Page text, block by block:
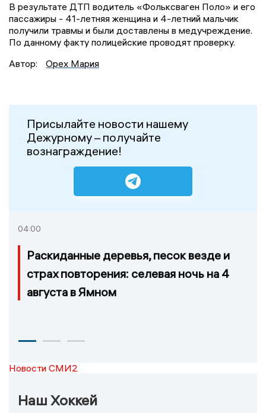
В результате ДТП водитель «Фольксваген Поло» и его
пассажиры - 41-летняя женщина и 4-летний мальчик
получили травмы и были доставлены в медучреждение.
По данному факту полицейские проводят проверку.
Автор:
Орех Мария
Присылайте новости нашему
Дежурному – получайте
вознаграждение!
04:00
Раскиданные деревья, песок везде и
страх повторения: селевая ночь на 4
августа в Ямном
Новости СМИ2
Наш Хоккей